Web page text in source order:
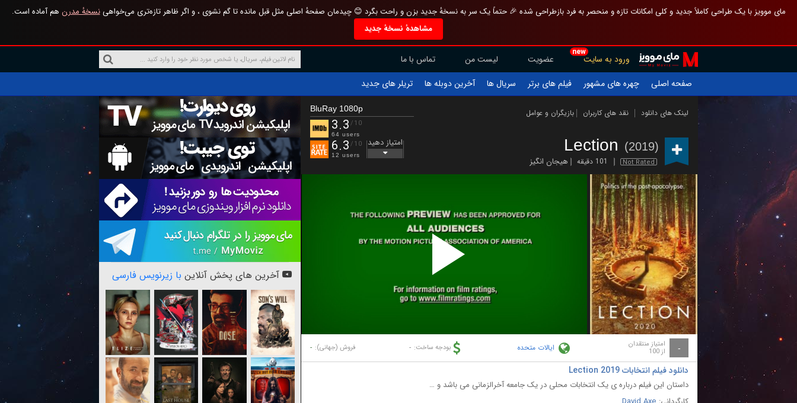
مای موویز با یک طراحی کاملاً جدید و کلی امکانات تازه و منحصر به فرد بازطراحی شده 🎉 حتماً یک سر به نسخهٔ جدید بزن و راحت بگرد 😊 چیدمان صفحهٔ اصلی مثل قبل مانده تا گم نشوی ، و اگر ظاهر تازه‌تری می‌خواهینسخهٔ مدرن هم آماده است.
مشاهدهٔ نسخهٔ جدید
new
ورود به سایت عضویت لیست من
تماس با ما
صفحه اصلی
چهره های مشهور فیلم های برتر سریال ها آخرین دوبله ها تریلر های جدید
لینک های دانلود نقد های کاربران بازیگران و عوامل
Lection (2019)
Not Rated 101 دقیقه هیجان انگیز
BluRay 1080p
3.3 /10
64 users
6.3 /10
12 users
امتیاز دهید
Play
Video
- امتیاز منتقدان
از 100 ایالات متحده بودجه ساخت: - فروش (جهانی): -
دانلود فیلم انتخابات Lection 2019
داستان این فیلم درباره ی یک انتخابات محلی در یک جامعه آخرالزمانی می باشد و …
آخرین های پخش آنلاین با زیرنویس فارسی